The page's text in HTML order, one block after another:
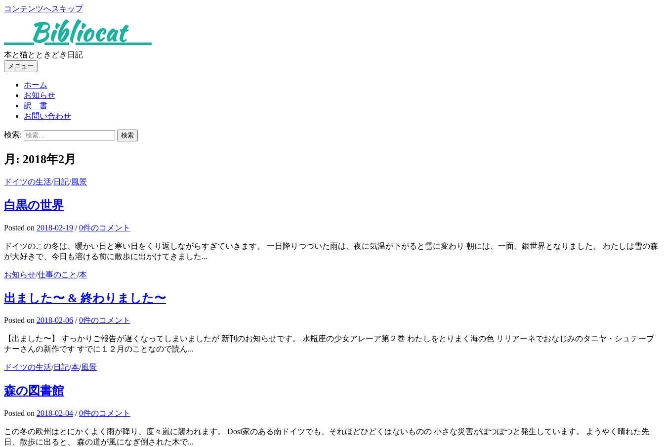
コンテンツへスキップ
Bibliocat
本と猫とときどき日記
メニュー
ホーム
お知らせ
訳 書
お問い合わせ
検索:
月: 2018年2月
ドイツの生活/日記/風景
白黒の世界
Posted on 2018-02-19 /0件のコメント
ドイツのこの冬は、暖かい日と寒い日をくり返しながらすぎていきます。 一日降りつづいた雨は、夜に気温が下がると雪に変わり 朝には、一面、銀世界となりました。 わたしは雪の森
が大好きで、今日も溶ける前に散歩に出かけてきました...
お知らせ/仕事のこと/本
出ました〜 & 終わりました〜
Posted on 2018-02-06 /0件のコメント
【出ました〜】 すっかりご報告が遅くなってしまいましたが 新刊のお知らせです。 水瓶座の少女アレーア第２巻 わたしをとりまく海の色 リリアーネでおなじみのタニヤ・シュテーブ
ナーさんの新作です すでに１２月のことなので読ん...
ドイツの生活/日記/本/風景
森の図書館
Posted on 2018-02-04 /0件のコメント
この冬の欧州はとにかくよく雨が降り、度々嵐に襲われます。 Dosi家のある南ドイツでも、それほどひどくはないものの 小さな災害がぽつぽつと発生しています。 ようやく晴れた先
日、散歩に出ると、 森の道が風になぎ倒された木で...